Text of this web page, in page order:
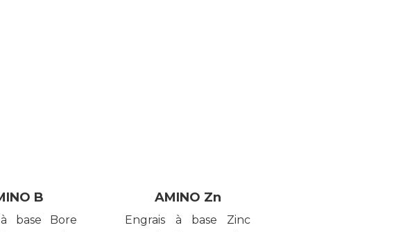
B
à base Bore
AMINO Zn
Engrais à base Zinc